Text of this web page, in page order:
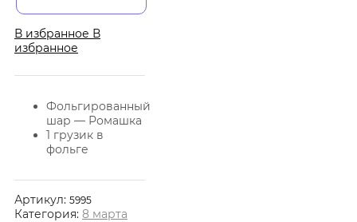
В избранное В
избранное
Фольгированный
шар — Ромашка
1 грузик в
фольге
Артикул: 5995
Категория: 8 марта